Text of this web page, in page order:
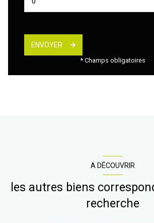
ENVOYER
* Champs obligatoires
A DÉCOUVRIR
les autres biens
recherche